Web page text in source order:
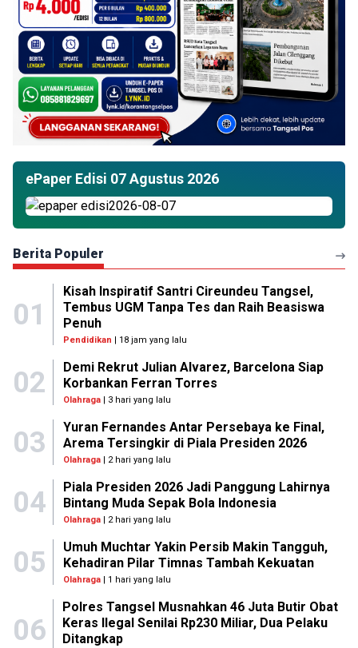
ePaper Edisi 07 Agustus 2026
Berita Populer
01
Kisah Inspiratif Santri Cireundeu Tangsel,
Tembus UGM Tanpa Tes dan Raih Beasiswa
Penuh
Pendidikan | 18 jam yang lalu
02
Demi Rekrut Julian Alvarez, Barcelona Siap
Korbankan Ferran Torres
Olahraga| 3 hari yang lalu
03
Yuran Fernandes Antar Persebaya ke Final,
Arema Tersingkir di Piala Presiden 2026
Olahraga| 2 hari yang lalu
04
Piala Presiden 2026 Jadi Panggung Lahirnya
Bintang Muda Sepak Bola Indonesia
Olahraga| 2 hari yang lalu
05
Umuh Muchtar Yakin Persib Makin Tangguh,
Kehadiran Pilar Timnas Tambah Kekuatan
Olahraga| 1 hari yang lalu
06
Polres Tangsel Musnahkan 46 Juta Butir Obat
Keras Ilegal Senilai Rp230 Miliar, Dua Pelaku
Ditangkap